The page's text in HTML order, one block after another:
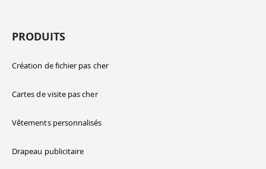
PRODUITS
Création de fichier pas cher
Cartes de visite pas cher
Vêtements personnalisés
Drapeau publicitaire